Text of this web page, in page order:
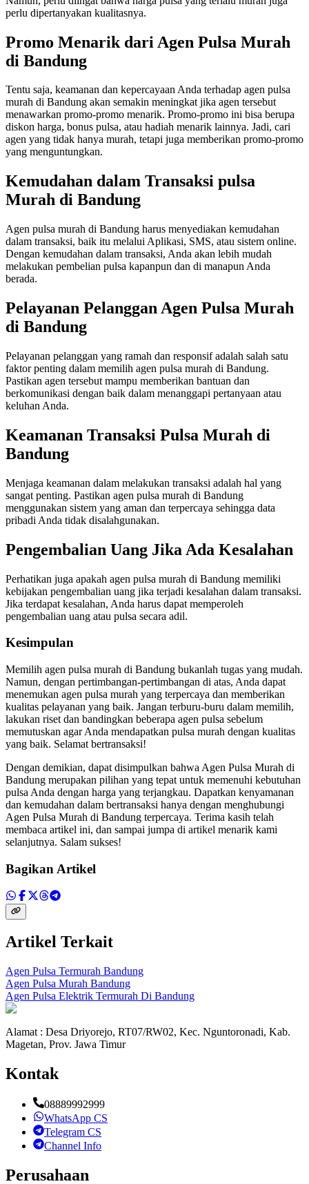
perlu dipertanyakan kualitasnya.
Promo Menarik dari Agen Pulsa Murah
di Bandung
Tentu saja, keamanan dan kepercayaan Anda terhadap agen pulsa
murah di Bandung akan semakin meningkat jika agen tersebut
menawarkan promo-promo menarik. Promo-promo ini bisa berupa
diskon harga, bonus pulsa, atau hadiah menarik lainnya. Jadi, cari
agen yang tidak hanya murah, tetapi juga memberikan promo-promo
yang menguntungkan.
Kemudahan dalam Transaksi pulsa
Murah di Bandung
Agen pulsa murah di Bandung harus menyediakan kemudahan
dalam transaksi, baik itu melalui Aplikasi, SMS, atau sistem online.
Dengan kemudahan dalam transaksi, Anda akan lebih mudah
melakukan pembelian pulsa kapanpun dan di manapun Anda
berada.
Pelayanan Pelanggan Agen Pulsa Murah
di Bandung
Pelayanan pelanggan yang ramah dan responsif adalah salah satu
faktor penting dalam memilih agen pulsa murah di Bandung.
Pastikan agen tersebut mampu memberikan bantuan dan
berkomunikasi dengan baik dalam menanggapi pertanyaan atau
keluhan Anda.
Keamanan Transaksi Pulsa Murah di
Bandung
Menjaga keamanan dalam melakukan transaksi adalah hal yang
sangat penting. Pastikan agen pulsa murah di Bandung
menggunakan sistem yang aman dan terpercaya sehingga data
pribadi Anda tidak disalahgunakan.
Pengembalian Uang Jika Ada Kesalahan
Perhatikan juga apakah agen pulsa murah di Bandung memiliki
kebijakan pengembalian uang jika terjadi kesalahan dalam transaksi.
Jika terdapat kesalahan, Anda harus dapat memperoleh
pengembalian uang atau pulsa secara adil.
Kesimpulan
Memilih agen pulsa murah di Bandung bukanlah tugas yang mudah.
Namun, dengan pertimbangan-pertimbangan di atas, Anda dapat
menemukan agen pulsa murah yang terpercaya dan memberikan
kualitas pelayanan yang baik. Jangan terburu-buru dalam memilih,
lakukan riset dan bandingkan beberapa agen pulsa sebelum
memutuskan agar Anda mendapatkan pulsa murah dengan kualitas
yang baik. Selamat bertransaksi!
Dengan demikian, dapat disimpulkan bahwa Agen Pulsa Murah di
Bandung merupakan pilihan yang tepat untuk memenuhi kebutuhan
pulsa Anda dengan harga yang terjangkau. Dapatkan kenyamanan
dan kemudahan dalam bertransaksi hanya dengan menghubungi
Agen Pulsa Murah di Bandung terpercaya. Terima kasih telah
membaca artikel ini, dan sampai jumpa di artikel menarik kami
selanjutnya. Salam sukses!
Bagikan Artikel
Artikel Terkait
Agen Pulsa Termurah Bandung
Agen Pulsa Murah Bandung
Agen Pulsa Elektrik Termurah Di Bandung
Alamat : Desa Driyorejo, RT07/RW02, Kec. Nguntoronadi, Kab.
Magetan, Prov. Jawa Timur
Kontak
08889992999
WhatsApp CS
Telegram CS
Channel Info
Perusahaan